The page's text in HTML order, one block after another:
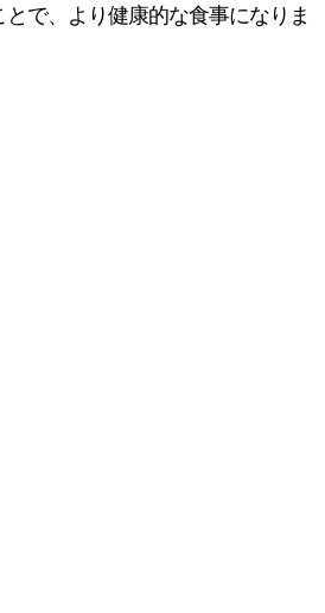
で、より健康的な食事になりま